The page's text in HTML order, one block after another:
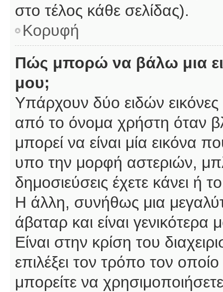
στο τέλος κάθε σελίδας).
Κορυφή
Πώς μπορώ να βάλω μια
μου;
Υπάρχουν δύο ειδών
από το όνομα χρήστη όταν
μπορεί να είναι μία εικόνα
υπο την μορφή αστεριών,
δημοσιεύσεις έχετε κάνει
Η άλλη, συνήθως μια
άβαταρ και είναι
Είναι στην κρίση του
επιλέξει τον τρόπο τον
μπορείτε να